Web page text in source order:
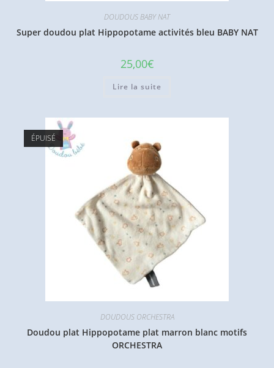
DOUDOUS BABY NAT
Super doudou plat Hippopotame activités bleu BABY NAT
25,00€
Lire la suite
ÉPUISÉ
DOUDOUS ORCHESTRA
Doudou plat Hippopotame plat marron blanc motifs
ORCHESTRA